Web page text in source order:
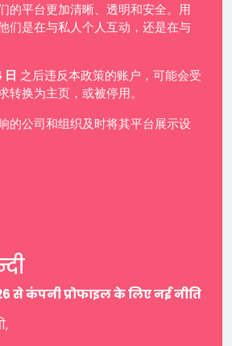
的平台更加清晰、透明和安全。用
们是在与私人个人互动，还是在与
日 之后违反本政策的账户，可能会受
转换为主页，或被停用。
的公司和组织及时将其平台展示设
से कंपनी प्रोफाइल के लिए नई नीति